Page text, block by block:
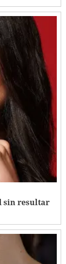
sin resultar